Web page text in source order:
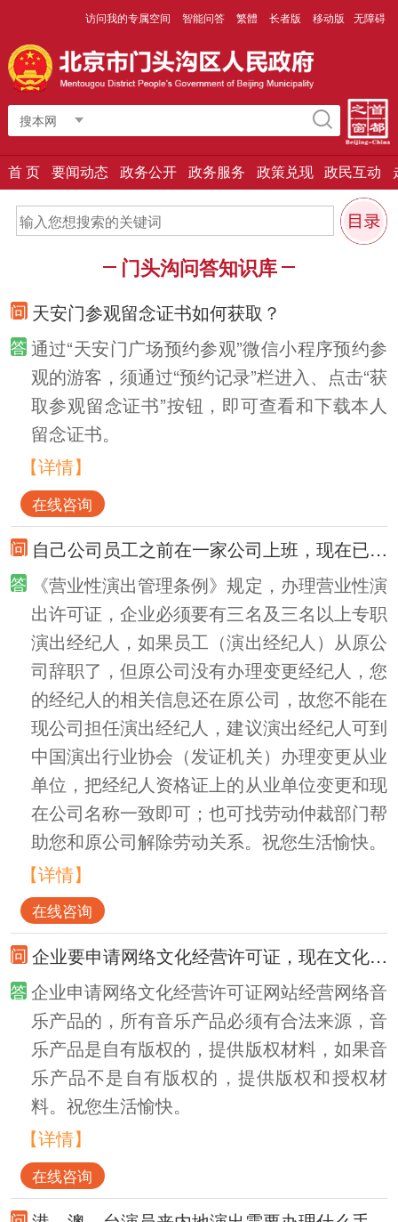
访问我的专属空间 智能问答 繁體 长者版 移动版 无障碍
搜本网
首 页 要闻动态 政务公开 政务服务 政策兑现 政民互动
门头沟问答知识库
天安门参观留念证书如何获取？
通过“天安门广场预约参观”微信小程序预约参
观的游客，须通过“预约记录”栏进入、点击“获
取参观留念证书”按钮，即可查看和下载本人
留念证书。
【详情】
在线咨询
自己公司员工之前在一家公司上班，现在已经辞职了，但是员工的演出经纪资格证还在原公司，现在想要办理演出经纪资格证
《营业性演出管理条例》规定，办理营业性演
出许可证，企业必须要有三名及三名以上专职
演出经纪人，如果员工（演出经纪人）从原公
司辞职了，但原公司没有办理变更经纪人，您
的经纪人的相关信息还在原公司，故您不能在
现公司担任演出经纪人，建议演出经纪人可到
中国演出行业协会（发证机关）办理变更从业
单位，把经纪人资格证上的从业单位变更和现
在公司名称一致即可；也可找劳动仲裁部门帮
助您和原公司解除劳动关系。祝您生活愉快。
【详情】
在线咨询
企业要申请网络文化经营许可证，现在文化和旅游局告知没有音乐版权不可以办理，企业不认可，来信反映协调申请网络文化经营许可证。
企业申请网络文化经营许可证网站经营网络音
乐产品的，所有音乐产品必须有合法来源，音
乐产品是自有版权的，提供版权材料，如果音
乐产品不是自有版权的，提供版权和授权材
料。祝您生活愉快。
【详情】
在线咨询